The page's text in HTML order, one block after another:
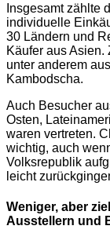
Insgesamt zählte
individuelle
30 Ländern und
Käufer aus
unter anderem
Kambodscha.
Auch Besucher
Osten,
waren vertreten.
wichtig, auch
Volksrepublik
leicht
Weniger, aber
Ausstellern und